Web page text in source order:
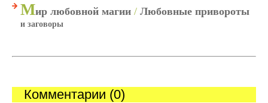
Мир любовной магии / Любовные привороты
и заговоры
Комментарии (0)